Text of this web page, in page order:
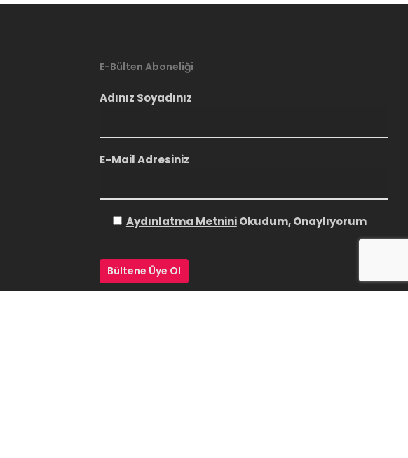
E-Bülten Aboneliği
Adınız Soyadınız
E-Mail Adresiniz
Aydınlatma MetniniOkudum, Onaylıyorum